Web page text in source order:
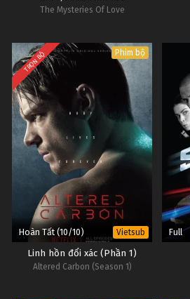
The Mysteries Of Love
TRỌN BỘ Phim bộ
Hoàn Tất (10/10) Vietsub
Linh hồn đổi xác (Phần 1)
Altered Carbon (Season 1)
Full